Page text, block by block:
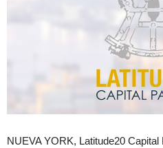
NUEVA YORK, Latitude20